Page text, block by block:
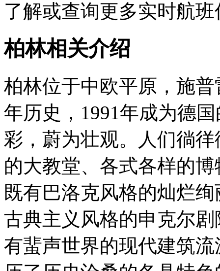
了解或查询更多实时航
柏林相关介绍
柏林位于中欧平原，施
年历史，1991年成为德
彩，蔚为壮观。人们徜
的大教堂、各式各样的
既有巴洛克风格的灿烂
古典主义风格的申克尔
有蜚声世界的现代建筑